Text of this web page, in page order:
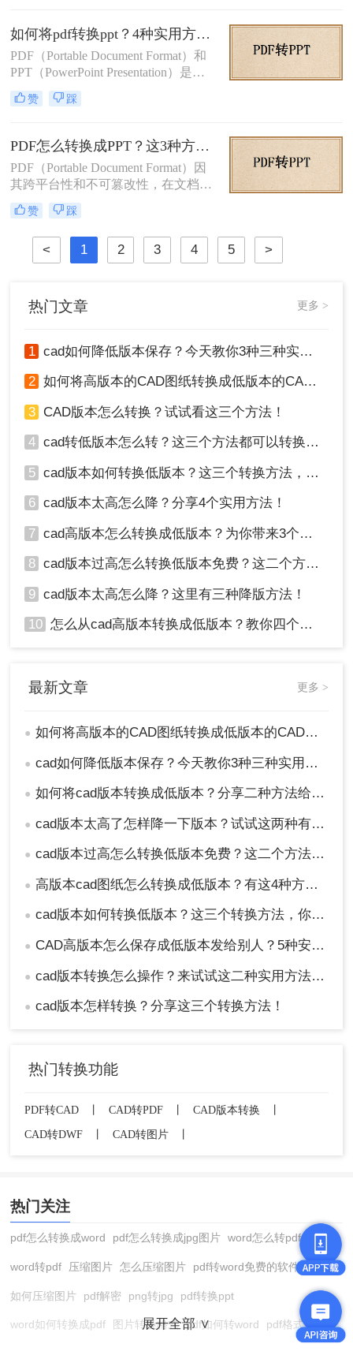
如何将pdf转换ppt？4种实用方法解析！
PDF（Portable Document Format）和
PPT（PowerPoint Presentation）是两
种常见的文件格式，分别用于文档存
储和演示文稿制作。在某些情况下，
式，以便在演示文稿中使用或进行进
一步编辑。那么如何将pdf转换ppt
呢？本文将详细介绍几种将PDF转换
为PPT的方法，帮助您高效地完成这
一任务。
赞 踩
PDF怎么转换成PPT？这3种方法学起来超简单！
PDF（Portable Document Format）因
其跨平台性和不可篡改性，在文档分
享和存储中广泛应用。然而，在某些
情况下，我们可能需要将PDF转换为
PPT（PowerPoint）格式，以便进行编
辑和演示。那么PDF怎么转换成PPT
呢？本文将介绍三种将PDF转换成
赞 踩
< 1 2 3 4 5 >
热门文章 更多 >
1 cad如何降低版本保存？今天教你3种三种实用方法对比！
2 如何将高版本的CAD图纸转换成低版本的CAD图纸？3种实用方法对比！
3 CAD版本怎么转换？试试看这三个方法！
4 cad转低版本怎么转？这三个方法都可以转换版本！
5 cad版本如何转换低版本？这三个转换方法，你一定要学会！
6 cad版本太高怎么降？分享4个实用方法！
7 cad高版本怎么转换成低版本？为你带来3个好用的方法！
8 cad版本过高怎么转换低版本免费？这二个方法了解一下！
9 cad版本太高怎么降？这里有三种降版方法！
10 怎么从cad高版本转换成低版本？教你四个小妙招轻松搞定！
最新文章 更多 >
● 如何将高版本的CAD图纸转换成低版本的CAD图纸？3种实用方法对比！
● cad如何降低版本保存？今天教你3种三种实用方法对比！
● 如何将cad版本转换成低版本？分享二种方法给你！3秒实现~！
● cad版本太高了怎样降一下版本？试试这两种有效的方法！
● cad版本过高怎么转换低版本免费？这二个方法了解一下！
● 高版本cad图纸怎么转换成低版本？有这4种方法可以快速转换！
● cad版本如何转换低版本？这三个转换方法，你一定要学会！
● CAD高版本怎么保存成低版本发给别人？5种安全有效方法实测！
● cad版本转换怎么操作？来试试这二种实用方法吧！
● cad版本怎样转换？分享这三个转换方法！
热门转换功能
PDF转CAD 丨 CAD转PDF 丨 CAD版本转换
丨
CAD转DWF
丨 CAD转图片 丨
热门关注
pdf怎么转换成word pdf怎么转换成jpg图片 word怎么转pdf
word转pdf 压缩图片 怎么压缩图片 pdf转word免费的软件
如何压缩图片 pdf解密 png转jpg pdf转换ppt
word如何转换成pdf 图片转换格式 pdf如何转word pdf格式转换
展开全部 ∨